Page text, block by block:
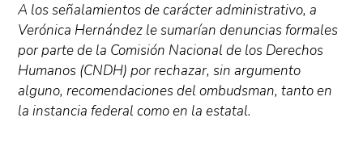
A los señalamientos de carácter administrativo, a
Verónica Hernández le sumarían denuncias formales
por parte de la Comisión Nacional de los Derechos
Humanos (CNDH) por rechazar, sin argumento
alguno, recomendaciones del ombudsman, tanto en
la instancia federal como en la estatal.